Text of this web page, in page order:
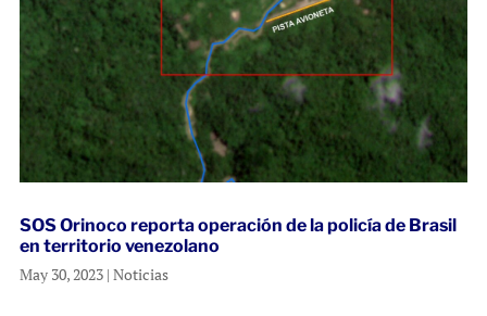
SOS Orinoco reporta operación de la policía de Brasil
en territorio venezolano
May 30, 2023| Noticias